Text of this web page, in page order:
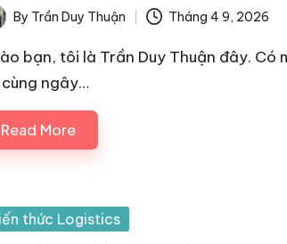
By Trần Duy Thuận Tháng 4 9, 2026
bạn, tôi là Trần Duy Thuận đây. Có
ngây…
Read More
thức Logistics